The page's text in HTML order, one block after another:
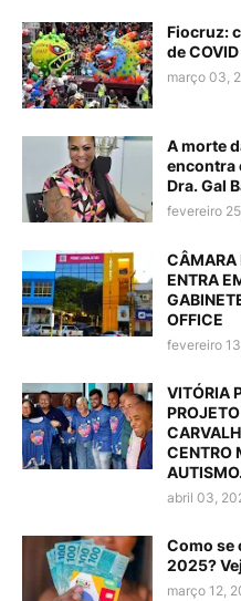
Fiocruz:
de
março 03,
A morte
encontra
Dra. Gal
fevereiro
CÂMARA
ENTRA
OFFICE
fevereiro
VITÓRIA
CENTRO
abril 03,
Como se
2025?
março 12,